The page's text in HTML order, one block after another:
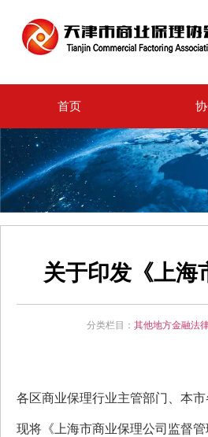
首页
关于印发《上海
分类栏目： 其他地方金融法
各区商业保理行业主管部门、本市
现将《上海市商业保理公司监督